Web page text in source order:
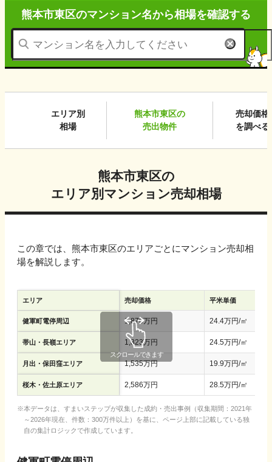
熊本市東区のマンション名から相場を確認する
エリア別
相場
熊本市東区の
売出物件
売却価格
を調べる
熊本市東区の
エリア別マンション売却相場
この章では、 熊本市東区のエリアごとにマンション売却相
場を解説します。
エリア 売却価格 平米単価
健軍町電停周辺 1,876万円 24.4万円/㎡
帯山・長嶺エリア 1,823万円 24.5万円/㎡
月出・保田窪エリア 1,535万円 19.9万円/㎡
桜木・佐土原エリア 2,586万円 28.5万円/㎡
本データは、すまいステップが収集した成約・売出事例（収集期間：2021年
～2026年現在、件数：300万件以上）を基に、ページ上部に記載している独
自の集計ロジックで作成しています。